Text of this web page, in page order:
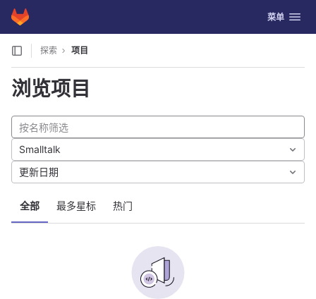
Skip to content
GitLab 切换导航
菜单
探索 项目
浏览项目
全部 最多星标 热门
Smalltalk
更新日期